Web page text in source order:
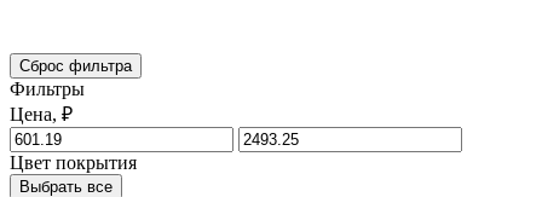
Сброс фильтра
Фильтры
Цена, ₽
Цвет покрытия
Выбрать все